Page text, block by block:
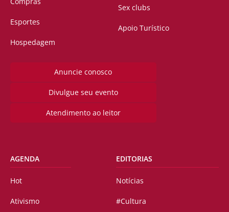
Esportes
Hospedagem
Sex clubs
Apoio Turístico
Anuncie conosco
Divulgue seu evento
Atendimento ao leitor
AGENDA
Hot
Ativismo
EDITORIAS
Notícias
#Cultura